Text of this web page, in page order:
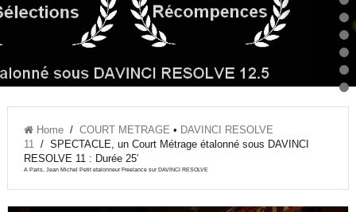
Home/ COURT METRAGE • DAVINCI RESOLVE
11/ SPECTACLE, un Court Métrage étalonné sous DAVINCI
RESOLVE 11 : Durée 25′
A Paris, Jean Michel Petit etalonneur Freelance sur DAVINCI RESOLVE